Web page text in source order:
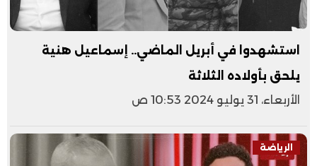
استشهدوا في أبريل الماضي.. إسماعيل هنية
يلحق بأولاده الثلاثة
الأربعاء، 31 يوليو 2024 10:53 ص
الرياضة